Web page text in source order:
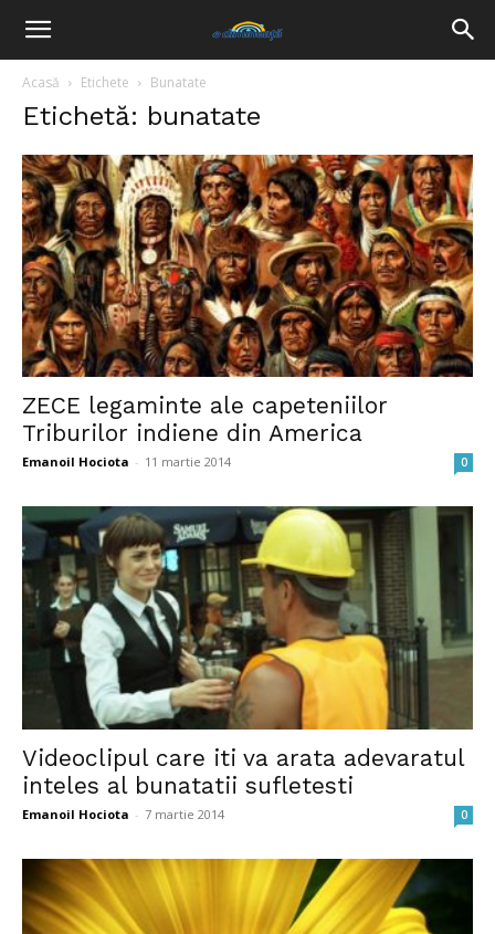
Acasă Etichete Bunatate
Etichetă: bunatate
ZECE legaminte ale capeteniilor
Triburilor indiene din America
Emanoil Hociota - 11 martie 2014 0
Videoclipul care iti va arata adevaratul
inteles al bunatatii sufletesti
Emanoil Hociota - 7 martie 2014 0